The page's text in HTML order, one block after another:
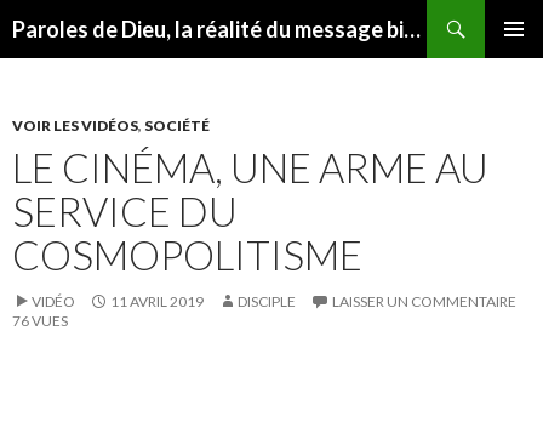
Paroles de Dieu, la réalité du message biblique
VOIR LES VIDÉOS, SOCIÉTÉ
LE CINÉMA, UNE ARME AU
SERVICE DU
COSMOPOLITISME
VIDÉO 11 AVRIL 2019 DISCIPLE
LAISSER UN COMMENTAIRE
76 VUES